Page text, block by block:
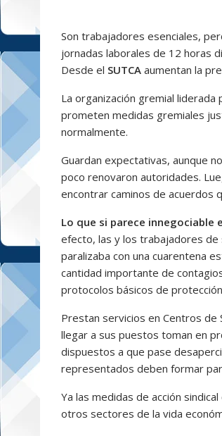
Son trabajadores esenciales,
jornadas laborales de 12 horas
Desde el SUTCA aumentan la
La organización gremial
prometen medidas gremiales
normalmente.
Guardan expectativas, aunque
poco renovaron autoridades.
encontrar caminos de acuerdos
Lo que si parece innegociable
efecto, las y los trabajadores
paralizaba con una cuarentena
cantidad importante de
protocolos básicos de
Prestan servicios en Centros de
llegar a sus puestos toman en
dispuestos a que pase
representados deben formar
Ya las medidas de acción
otros sectores de la vida